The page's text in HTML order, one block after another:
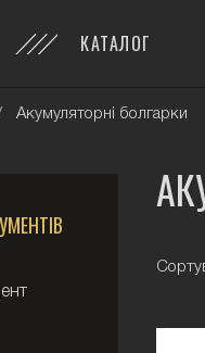
КАТАЛОГ
Акумуляторні болгарки